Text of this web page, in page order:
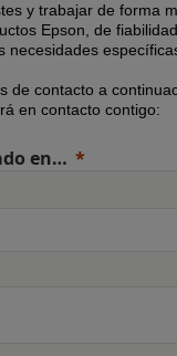
y trabajar de forma
Epson, de
necesidades
de contacto a
en contacto contigo:
en…